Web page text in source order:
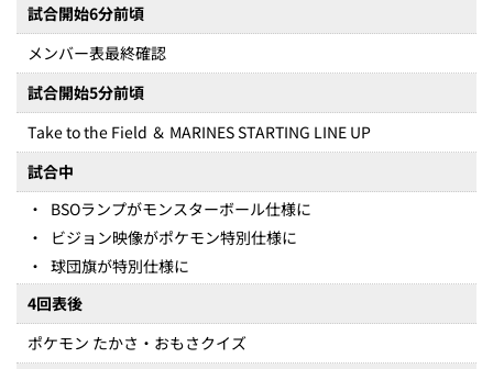
試合開始6分前頃
メンバー表最終確認
試合開始5分前頃
Take to the Field ＆ MARINES STARTING LINE UP
試合中
・
BSOランプがモンスターボール仕様に
・
ビジョン映像がポケモン特別仕様に
・ 球団旗が特別仕様に
4回表後
ポケモン たかさ・おもさクイズ